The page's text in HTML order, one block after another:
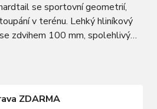
se sportovní geometrií,
v terénu. Lehký hliníkový
zdvihem 100 mm, spolehlivými
ZDARMA